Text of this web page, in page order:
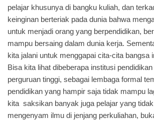
pelajar khusunya di bangku kuliah, dan
keinginan berteriak pada dunia bahwa
untuk menjadi orang yang berpendidikan,
mampu bersaing dalam dunia kerja.
kita jalani untuk menggapai cita-cita bangsa
Bisa kita lihat dibeberapa institusi
perguruan tinggi, sebagai lembaga formal
pendidikan yang hampir saja tidak mampu
kita saksikan banyak juga pelajar yang
mengenyam ilmu di jenjang perkuliahan,